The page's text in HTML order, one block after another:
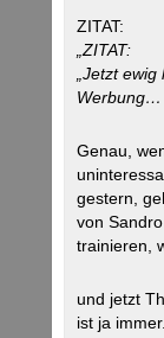
ZITAT:
„ZITAT:
„Jetzt
Werbung…
Genau,
gestern,
von
trainieren,
und jetzt
ist ja immer.